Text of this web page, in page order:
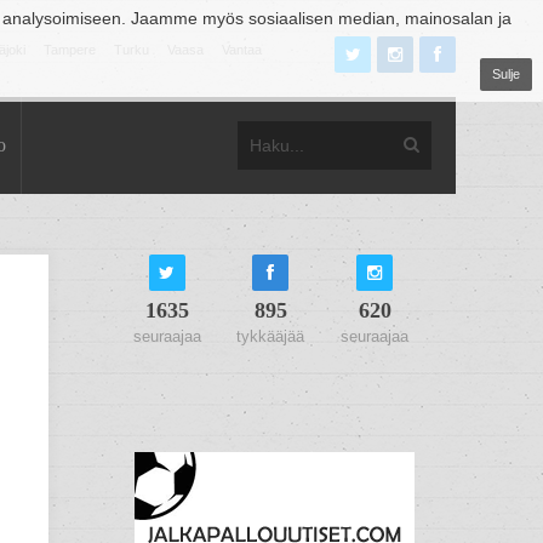
Jaamme myös sosiaalisen median, mainosalan ja
Sulje
1635
seuraajaa
895
tykkääjää
620
seuraajaa